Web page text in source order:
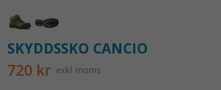
SKYDDSSKO CANCIO
720 kr exkl moms